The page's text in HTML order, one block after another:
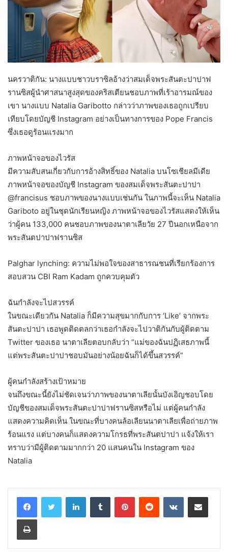
นครวาติกัน: นางแบบชาวบราซิลอ้างว่าสมเด็จพระสันตะปาปาฟ
รานซิสผู้นำศาสนาสูงสุดของคริสเตียนชอบภาพที่เร้าอารมณ์ของ
เขา นางแบบ Natalia Garibotto กล่าวว่าภาพของเธอถูกเปรียบ
เทียบโดยบัญชี Instagram อย่างเป็นทางการของ Pope Francis
ซึ่งเธอดูร้อนแรงมาก
ภาพหน้าจอของไวรัส
มีความสับสนเกี่ยวกับการอ้างสิทธิ์ของ Natalia บนโซเชียลมีเดีย
ภาพหน้าจอของบัญชี Instagram ของสมเด็จพระสันตะปาปา
@francisus ชอบภาพของนางแบบเช่นกัน ในภาพนี้จะเห็น Natalia
Gariboto อยู่ในชุดนักเรียนหญิง ภาพหน้าจอของไวรัสแสดงให้เห็น
ว่าผู้คน 133,000 คนชอบภาพของนาตาเลียวัย 27 ปีนอกเหนือจาก
พระสันตปาปาฟรานซิส
Palghar lynching: ความไม่พอใจของสาธารณชนที่เรียกร้องการ
สอบสวน CBI Ram Kadam ถูกควบคุมตัว
ฉันกำลังจะไปสวรรค์
ในขณะเดียวกัน Natalia ก็มีความสุขมากกับการ ‘Like’ จากพระ
สันตะปาปา เธอพูดติดตลกว่าเธอกำลังจะไปวาติกันกับผู้ติดตาม
Twitter ของเธอ นาตาเลียตอบกลับว่า “แม่ของฉันปฏิเสธภาพนี้
แต่พระสันตะปาปาชอบมันอย่างน้อยฉันก็ได้ขึ้นสวรรค์”
ผู้คนกำลังสร้างเป้าหมาย
จนถึงขณะนี้ยังไม่ชัดเจนว่าภาพของนาตาเลียนั้นบังเอิญชอบโดย
บัญชีของสมเด็จพระสันตะปาปาฟรานซิสหรือไม่ แต่ผู้คนกำลัง
แสดงความคิดเห็น ในขณะที่บางคนล้อเลียนนาตาเลียเพื่อถ่ายภาพ
ร้อนแรง แต่บางคนก็แสดงความโกรธที่พระสันตปาปา แจ้งให้เรา
ทราบว่ามีผู้ติดตามมากกว่า 20 แสนคนใน Instagram ของ
Natalia
LinkedInTumblr PinterestReddit VKontakteShare via Email
Print